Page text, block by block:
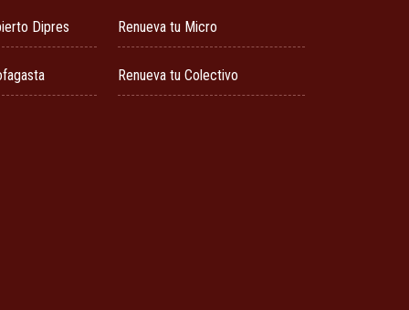
Dipres Renueva tu Micro
Renueva tu Colectivo